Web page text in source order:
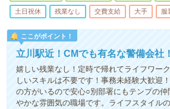
土日祝休 残業なし 交費支給 大手 服
ここがポイント！
立川駅近！CMでも有名な警備会社
嬉しい残業なし！定時で帰れてライフワー
しいスキルは不要です！事務未経験大歓迎
の方がいるので安心○別部署にもテンプの
やかな雰囲気の職場です。ライフスタイル